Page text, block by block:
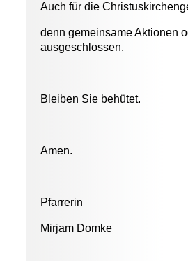
Auch für die
denn gemeinsame Aktionen
ausgeschlossen.
Bleiben Sie behütet.
Amen.
Pfarrerin
Mirjam Domke